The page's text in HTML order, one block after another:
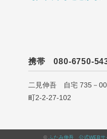
携帯 080-6750-
二見伸吾 自宅 735－
町2-2-27-102
© ふたみ伸吾 公式WEBサ